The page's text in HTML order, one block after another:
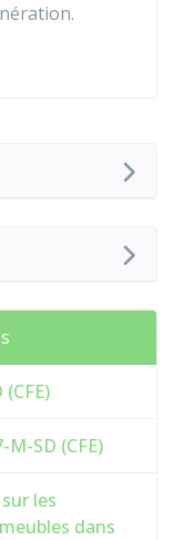
SD (CFE)
les
dans